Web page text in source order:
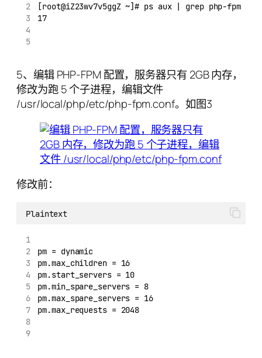
[root@iZ23wv7v5ggZ ~]# ps aux | grep php-fpm
17
5、编辑 PHP-FPM 配置，服务器只有 2GB 内存，
修改为跑 5 个子进程，编辑文件
/usr/local/php/etc/php-fpm.conf。如图3
修改前：
Plaintext
pm = dynamic
pm.max_children = 16
pm.start_servers = 10
pm.min_spare_servers = 8
pm.max_spare_servers = 16
pm.max_requests = 2048